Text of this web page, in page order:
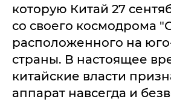
которую Китай 27
со своего космодрома
расположенного на
страны. В настоящее
китайские власти
аппарат навсегда и